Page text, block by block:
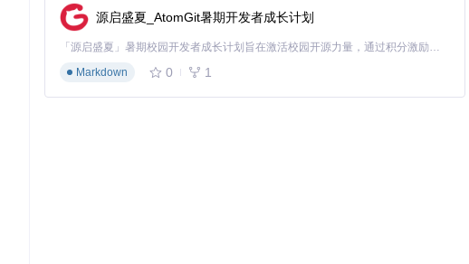
操作口诀
源启盛夏_AtomGit暑期开发者成长计划
「源启盛夏」暑期校园开发者成长计划旨在激活校园开源力量，通过积分激励、认证扶持、资源倾斜等形式，引导高校组织和开发者完成「入驻 — 建项目 — 做贡献 — 获认证 — 得资源」的完整闭环。无论你是想带领社团入驻平台的组织者，还是希望用代码贡献证明自己的开发者，都能在这里找到属于你的成长路径。
Markdown
0 1